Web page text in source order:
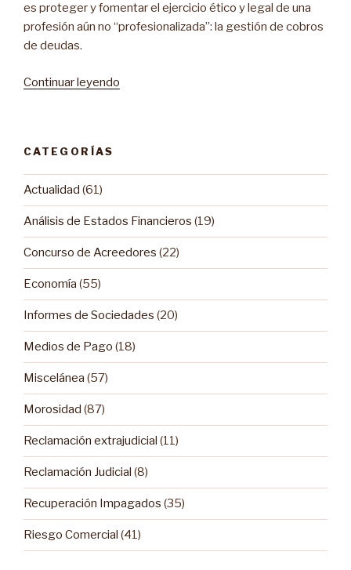
es proteger y fomentar el ejercicio ético y legal de una
profesión aún no “profesionalizada”: la gestión de cobros
de deudas.
Continuar leyendo
recobro
CATEGORÍAS
Actualidad (61)
Análisis de Estados Financieros (19)
Concurso de Acreedores (22)
Economía (55)
Informes de Sociedades (20)
Medios de Pago (18)
Miscelánea (57)
Morosidad (87)
Reclamación extrajudicial (11)
Reclamación Judicial (8)
Recuperación Impagados (35)
Riesgo Comercial (41)